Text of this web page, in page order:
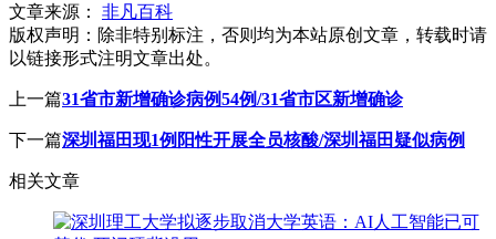
文章来源：
非凡百科
版权声明： 除非特别标注，否则均为本站原创文章，转载时请
以链接形式注明文章出处。
上一篇31省市新增确诊病例54例/31省市区新增确诊
下一篇深圳福田现1例阳性开展全员核酸/深圳福田疑似病例
相关文章